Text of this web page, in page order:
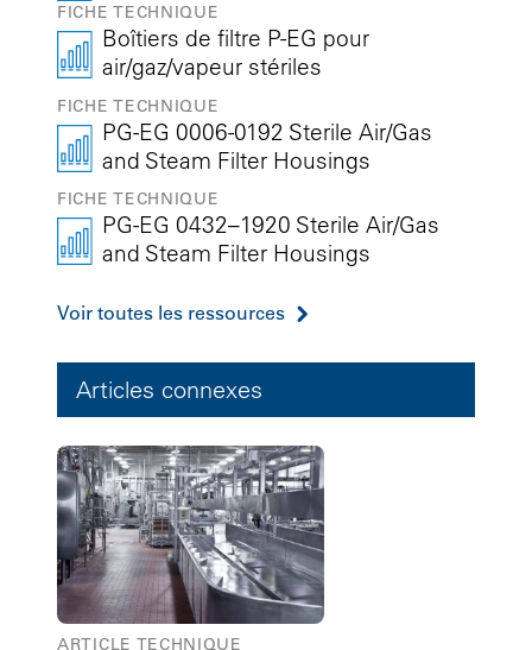
FICHE TECHNIQUE
Boîtiers de filtre P-EG pour
air/gaz/vapeur stériles
FICHE TECHNIQUE
PG-EG 0006-0192 Sterile Air/Gas
and Steam Filter Housings
FICHE TECHNIQUE
PG-EG 0432–1920 Sterile Air/Gas
and Steam Filter Housings
Voir toutes les ressources
Articles connexes
ARTICLE TECHNIQUE